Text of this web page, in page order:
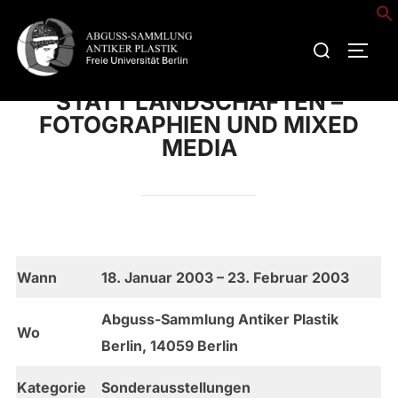
Inhalt
springen
Suchen
STATT LANDSCHAFTEN –
FOTOGRAPHIEN UND MIXED
MEDIA
Wann 18. Januar 2003 – 23. Februar 2003
Wo
Abguss-Sammlung Antiker Plastik
Berlin, 14059 Berlin
Kategorie Sonderausstellungen